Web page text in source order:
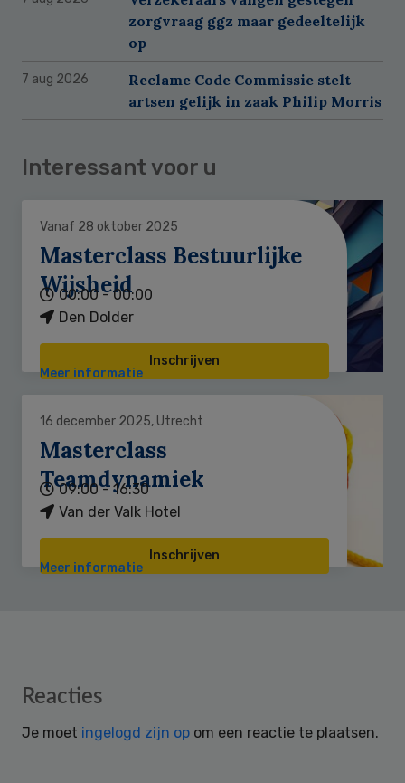
zorgvraag ggz maar gedeeltelijk
op
7 aug 2026
Reclame Code Commissie stelt
artsen gelijk in zaak Philip Morris
Interessant voor u
Vanaf 28 oktober 2025
Masterclass Bestuurlijke
Wijsheid
00:00 - 00:00
Den Dolder
Inschrijven
Meer informatie
16 december 2025, Utrecht
Masterclass
Teamdynamiek
09:00 - 16:30
Van der Valk Hotel
Inschrijven
Meer informatie
Reader
Reacties
Je moet ingelogd zijn op om een reactie te plaatsen.